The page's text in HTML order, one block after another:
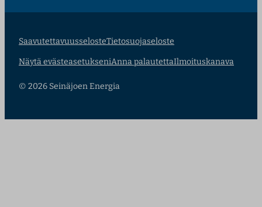
SaavutettavuusselosteTietosuojaseloste
Näytä evästeasetukseniAnna palautettaIlmoituskanava
© 2026 Seinäjoen Energia